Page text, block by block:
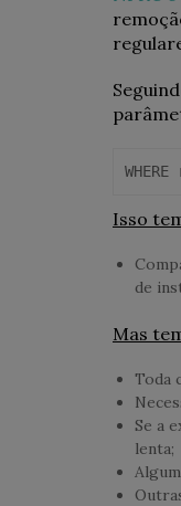
Isso
de
Mas
Toda
Se a
lenta;